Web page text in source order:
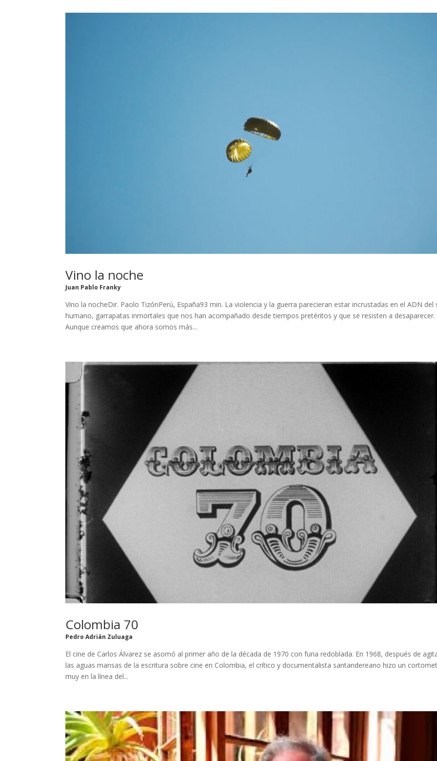
Vino la noche
Juan Pablo Franky
Vino la nocheDir. Paolo TizónPerú, España93 min. La violencia y la guerra parecieran estar incrustadas en el ADN del
humano, garrapatas inmortales que nos han acompañado desde tiempos pretéritos y que se resisten a desaparecer.
Aunque creamos que ahora somos más...
Colombia 70
Pedro Adrián Zuluaga
El cine de Carlos Álvarez se asomó al primer año de la década de 1970 con furia redoblada. En 1968, después de
las aguas mansas de la escritura sobre cine en Colombia, el crítico y documentalista santandereano hizo un
muy en la línea del...